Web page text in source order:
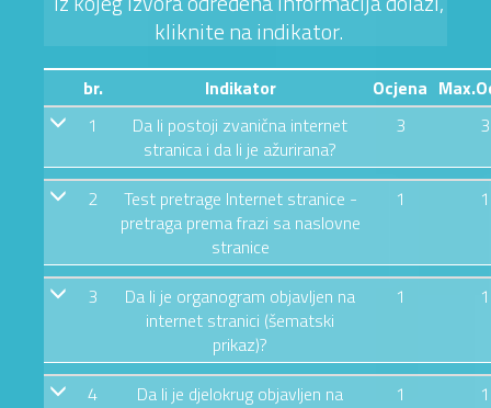
kliknite na indikator.
br. Indikator Ocjena
1
Da li postoji zvanična internet
stranica i da li je ažurirana?
3 3
2
Test pretrage Internet stranice -
pretraga prema frazi sa naslovne
stranice
1 1
3
Da li je organogram objavljen na
internet stranici (šematski
prikaz)?
1 1
4
Da li je djelokrug objavljen na
1 1